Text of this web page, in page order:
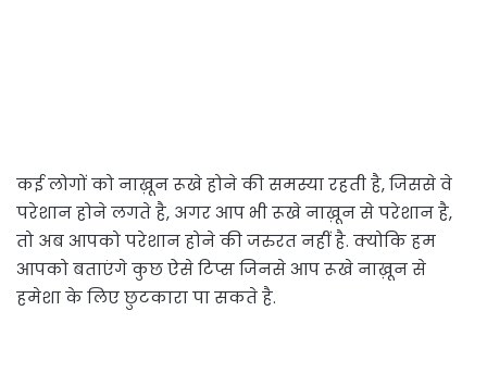
कई लोगों को नाख़ून रूखे होने की समस्या रहती है, जिससे वे
परेशान होने लगते है, अगर आप भी रूखे नाख़ून से परेशान है,
तो अब आपको परेशान होने की जरुरत नहीं है. क्योकि हम
आपको बताएंगे कुछ ऐसे टिप्स जिनसे आप रूखे नाख़ून से
हमेशा के लिए छुटकारा पा सकते है.